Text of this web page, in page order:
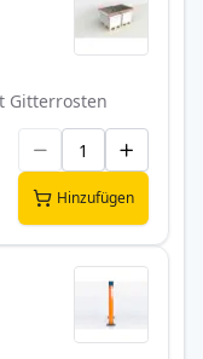
Gitterrosten
Hinzufügen